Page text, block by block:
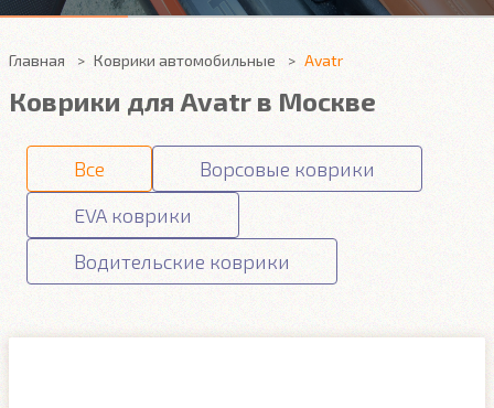
Главная Коврики автомобильные Avatr
Коврики для Avatr в Москве
Все
Ворсовые коврики
EVA коврики
Водительские коврики